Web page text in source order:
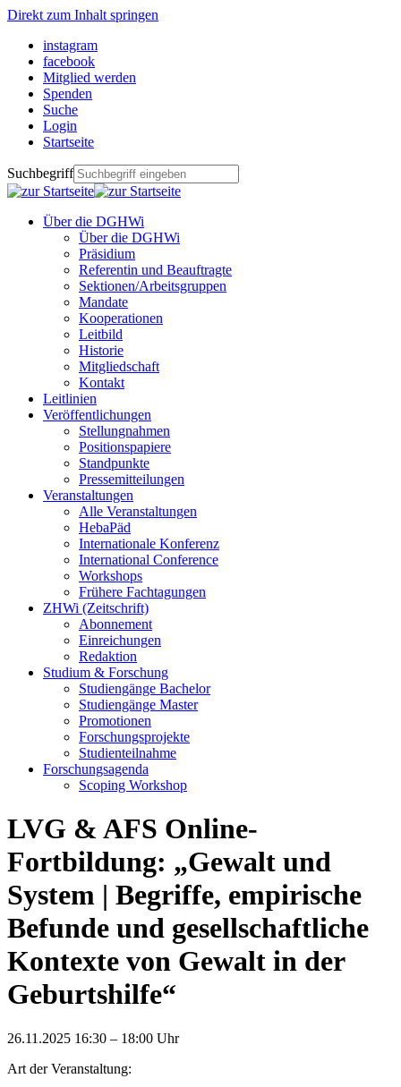
Direkt zum Inhalt springen
instagram
facebook
Mitglied werden
Spenden
Suche
Login
Startseite
Suchbegriff
Über die DGHWi
Über die DGHWi
Präsidium
Referentin und Beauftragte
Sektionen/Arbeitsgruppen
Mandate
Kooperationen
Leitbild
Historie
Mitgliedschaft
Kontakt
Leitlinien
Veröffentlichungen
Stellungnahmen
Positionspapiere
Standpunkte
Pressemitteilungen
Veranstaltungen
Alle Veranstaltungen
HebaPäd
Internationale Konferenz
International Conference
Workshops
Frühere Fachtagungen
ZHWi (Zeitschrift)
Abonnement
Einreichungen
Redaktion
Studium & Forschung
Studiengänge Bachelor
Studiengänge Master
Promotionen
Forschungsprojekte
Studienteilnahme
Forschungsagenda
Scoping Workshop
LVG & AFS Online-
Fortbildung: „Gewalt und
System | Begriffe, empirische
Befunde und gesellschaftliche
Kontexte von Gewalt in der
Geburtshilfe“
26.11.2025 16:30 – 18:00 Uhr
Art der Veranstaltung: